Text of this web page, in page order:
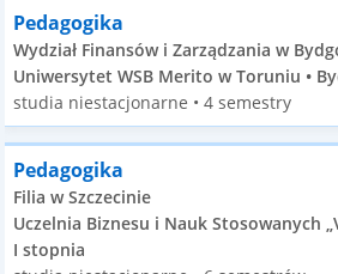
Pedagogika
Wydział Finansów i Zarządzania w
Uniwersytet WSB Merito w Toruniu •
studia niestacjonarne • 4 semestry
Pedagogika
Filia w Szczecinie
Uczelnia Biznesu i Nauk Stosowanych
I stopnia